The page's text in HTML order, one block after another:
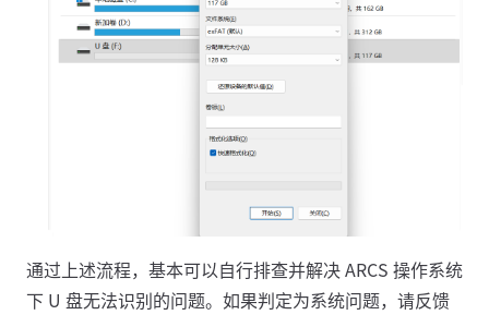
通过上述流程，基本可以自行排查并解决 ARCS 操作系统
下 U 盘无法识别的问题。如果判定为系统问题，请反馈